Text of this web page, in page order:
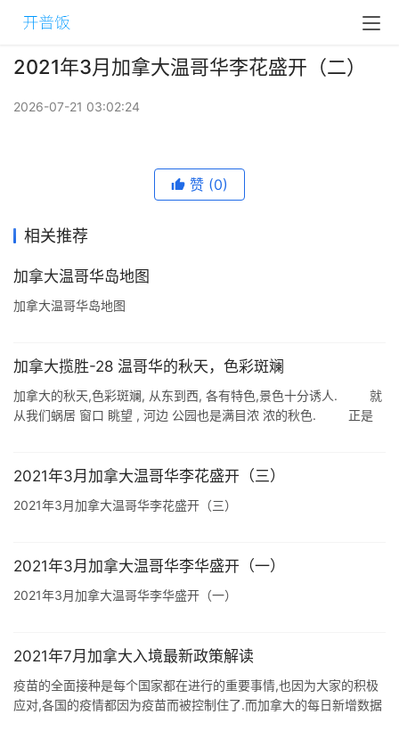
2021年3月加拿大温哥华李花盛开（二）
2026-07-21 03:02:24
赞 (0)
相关推荐
加拿大温哥华岛地图
加拿大温哥华岛地图
加拿大揽胜-28 温哥华的秋天，色彩斑斓
加拿大的秋天,色彩斑斓, 从东到西, 各有特色,景色十分诱人. 就
从我们蜗居 窗口 眺望 , 河边 公园也是满目浓 浓的秋色. 正是
2021年3月加拿大温哥华李花盛开（三）
2021年3月加拿大温哥华李花盛开（三）
2021年3月加拿大温哥华李华盛开（一）
2021年3月加拿大温哥华李华盛开（一）
2021年7月加拿大入境最新政策解读
疫苗的全面接种是每个国家都在进行的重要事情,也因为大家的积极
应对,各国的疫情都因为疫苗而被控制住了.而加拿大的每日新增数据